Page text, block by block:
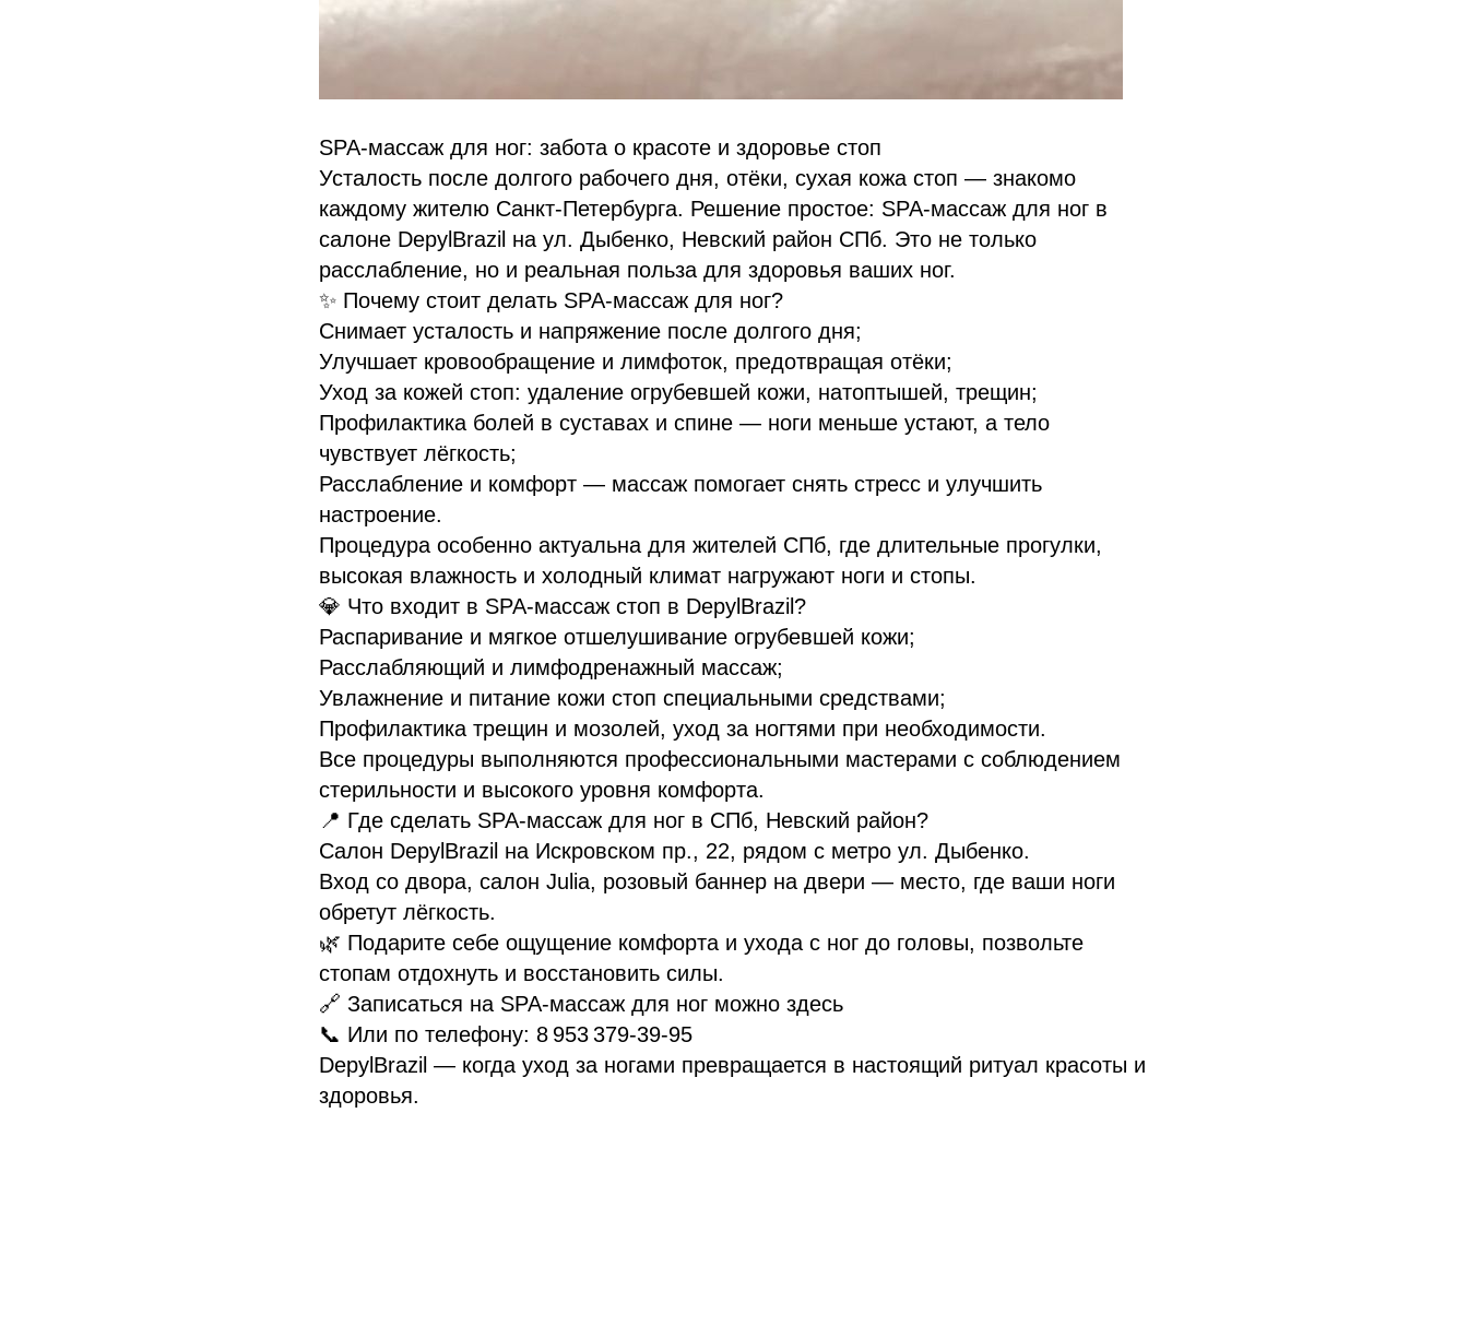
SPA-массаж для ног: забота о красоте и здоровье стоп
Усталость после долгого рабочего дня, отёки, сухая кожа стоп — знакомо
каждому жителю Санкт-Петербурга. Решение простое: SPA-массаж для ног в
салоне DepylBrazil на ул. Дыбенко, Невский район СПб. Это не только
расслабление, но и реальная польза для здоровья ваших ног.
✨ Почему стоит делать SPA-массаж для ног?
Снимает усталость и напряжение после долгого дня;
Улучшает кровообращение и лимфоток, предотвращая отёки;
Уход за кожей стоп: удаление огрубевшей кожи, натоптышей, трещин;
Профилактика болей в суставах и спине — ноги меньше устают, а тело
чувствует лёгкость;
Расслабление и комфорт — массаж помогает снять стресс и улучшить
настроение.
Процедура особенно актуальна для жителей СПб, где длительные прогулки,
высокая влажность и холодный климат нагружают ноги и стопы.
💎 Что входит в SPA-массаж стоп в DepylBrazil?
Распаривание и мягкое отшелушивание огрубевшей кожи;
Расслабляющий и лимфодренажный массаж;
Увлажнение и питание кожи стоп специальными средствами;
Профилактика трещин и мозолей, уход за ногтями при необходимости.
Все процедуры выполняются профессиональными мастерами с соблюдением
стерильности и высокого уровня комфорта.
📍 Где сделать SPA-массаж для ног в СПб, Невский район?
Салон DepylBrazil на Искровском пр., 22, рядом с метро ул. Дыбенко.
Вход со двора, салон Julia, розовый баннер на двери — место, где ваши ноги
обретут лёгкость.
🌿 Подарите себе ощущение комфорта и ухода с ног до головы, позвольте
стопам отдохнуть и восстановить силы.
🔗 Записаться на SPA-массаж для ног можно здесь
📞 Или по телефону: 8 953 379-39-95
DepylBrazil — когда уход за ногами превращается в настоящий ритуал красоты и
здоровья.